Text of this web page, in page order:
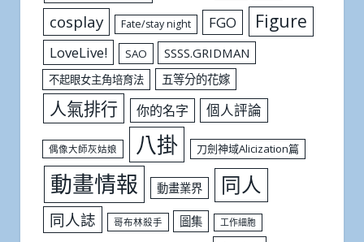
cosplay Fate/stay night FGO Figure
LoveLive! SAO SSSS.GRIDMAN
不起眼女主角培育法 五等分的花嫁
人氣排行 你的名字 個人評論
偶像大師灰姑娘 八掛 刀劍神域Alicization篇
動畫情報 動畫業界 同人
同人誌 哥布林殺手 圖集 工作細胞